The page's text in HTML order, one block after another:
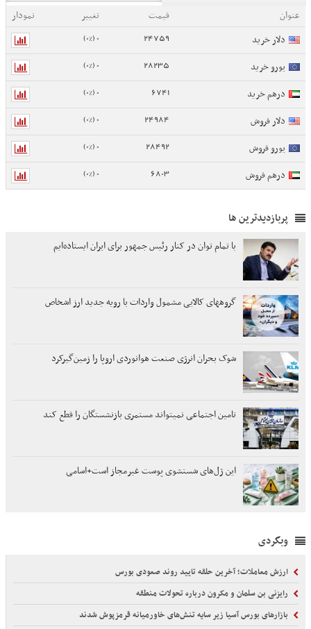
عنوان
قیمت تغییر
نمودار
دلار خرید
24759
0 (0%)
یورو خرید 28235
0 (0%)
درهم خرید 6741
0 (0%)
دلار فروش 24984
0 (0%)
یورو فروش 28492
0 (0%)
درهم فروش 6803
0 (0%)
پربازدیدترین ها
با تمام توان در کنار رئیس جمهور برای ایران ایستاده‌ایم
گروههای کالایی مشمول واردات با رویه جدید ارز اشخاص
شوک بحران انرژی صنعت هوانوردی اروپا را زمین‌گیر‌کرد
تامین اجتماعی نمیتواند مستمری بازنشستگان را قطع کند
این ژل‌های شستشوی پوست غیرمجاز است+اسامی
وبگردی
ارزش معاملات؛ آخرین حلقه تایید روند صعودی بورس
رایزنی بن سلمان و مکرون درباره تحولات منطقه
بازارهای بورس آسیا زیر سایه تنش‌های خاورمیانه قرمزپوش شدند